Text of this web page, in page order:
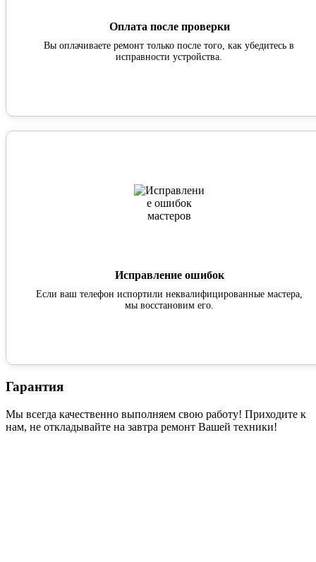
Оплата после проверки
Вы оплачиваете ремонт только после того, как убедитесь в
исправности устройства.
Исправление ошибок
Если ваш телефон испортили неквалифицированные мастера,
мы восстановим его.
Гарантия
Мы всегда качественно выполняем свою работу! Приходите к
нам, не откладывайте на завтра ремонт Вашей техники!